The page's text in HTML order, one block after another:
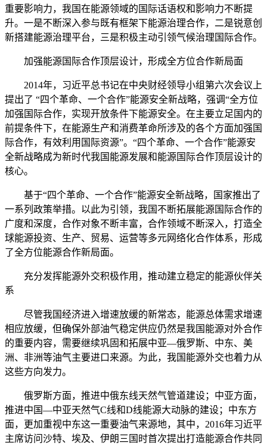
重要影响力，我国在能源领域的国际话语权和影响力不断提
升。一是不断深入参与既有框架下能源治理合作，二是锐意创
新搭建能源治理平台，三是积极主动引领气候治理国际合作。
加强能源国际合作顶层设计，形成全方位合作新局面
2014年，习近平总书记在中央财经领导小组第六次会议上
提出了 “四个革命、一个合作”能源安全新战略，强调“全方位
加强国际合作，实现开放条件下能源安全。在主要立足国内的
前提条件下，在能源生产和消费革命所涉及的各个方面加强国
际合作，有效利用国际资源”。“四个革命、一个合作”能源安
全新战略成为新时代我国能源发展和能源国际合作顶层设计的
核心。
基于“四个革命、一个合作”能源安全新战略，国家推出了
一系列政策举措。以此为引领，我国不断拓展能源国际合作的
广度和深度，合作对象不断丰富，合作领域不断深入，打造全
球能源投资、生产、贸易、运营等多元网络化合作体系，形成
了全方位能源合作新局面。
充分发挥能源外交积极作用，推动建立稳定的能源伙伴关
系
尽管我国经济进入增速放缓的新常态，能源总体需求增速
相应放缓，但确保外部油气稳定供应仍然是我国能源对外合作
的重要内容，需要继续巩固和拓展中亚—俄罗斯、中东、美
洲、非洲等油气主要进口来源。为此，我国能源外交也着力从
这些方向发力。
俄罗斯方面，推进中俄东线天然气管道建设；中亚方面，
推进中国—中亚天然气C线和D线能源大动脉的建设；中东方
面，更加重视中东这一重要油气来源地，其中，2016年习近平
主席访问沙特、埃及、伊朗三国时首次提出打造能源合作共同